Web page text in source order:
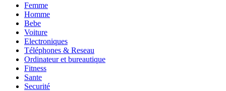
Femme
Homme
Bebe
Voiture
Electroniques
Téléphones & Reseau
Ordinateur et bureautique
Fitness
Sante
Securité